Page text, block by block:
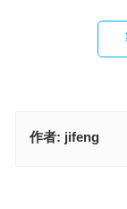
作者: jifeng